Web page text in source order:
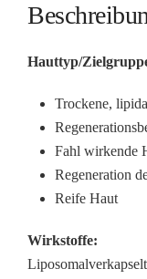
Hauttyp/
Trockene,
Fahl wirkende
Regeneration
Reife Haut
Wirkstoffe: